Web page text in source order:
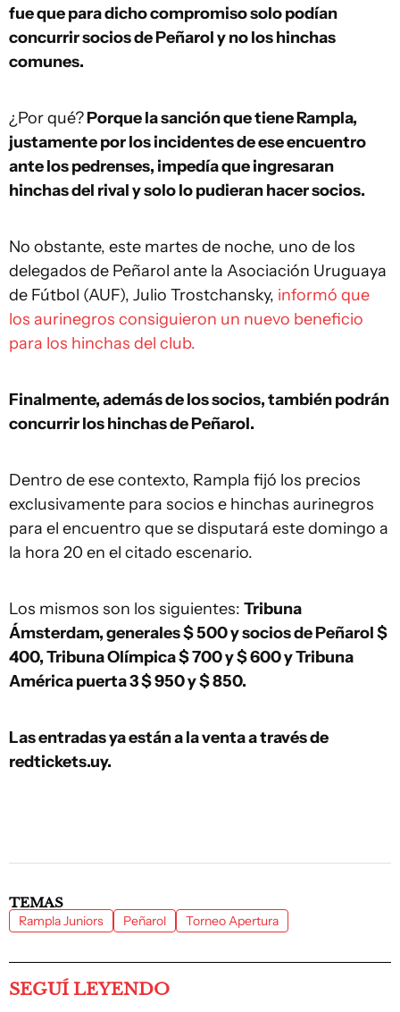
fue que para dicho compromiso solo podían
concurrir socios de Peñarol y no los hinchas
comunes.
¿Por qué?Porque la sanción que tiene Rampla,
justamente por los incidentes de ese encuentro
ante los pedrenses, impedía que ingresaran
hinchas del rival y solo lo pudieran hacer socios.
No obstante, este martes de noche, uno de los
delegados de Peñarol ante la Asociación Uruguaya
de Fútbol (AUF), Julio Trostchansky, informó que
los aurinegros consiguieron un nuevo beneficio
para los hinchas del club.
Finalmente, además de los socios, también podrán
concurrir los hinchas de Peñarol.
Dentro de ese contexto, Rampla fijó los precios
exclusivamente para socios e hinchas aurinegros
para el encuentro que se disputará este domingo a
la hora 20 en el citado escenario.
Los mismos son los siguientes: Tribuna
Ámsterdam, generales $ 500 y socios de Peñarol $
400, Tribuna Olímpica $ 700 y $ 600 y Tribuna
América puerta 3 $ 950 y $ 850.
Las entradas ya están a la venta a través de
redtickets.uy.
TEMAS
Rampla Juniors Peñarol Torneo Apertura
SEGUÍ LEYENDO